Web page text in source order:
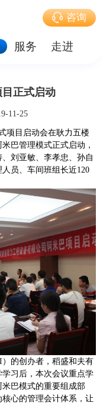
咨询
服务 走进
正式启动
11-25
项目启动会在耿力五楼
巴管理模式正式启动，
刘亚敏、李孝忠、孙自
员、车间班组长近120
的创办者，稻盛和夫有
习后，本次会议重点学
巴模式的重要组成部
心的管理会计体系，让